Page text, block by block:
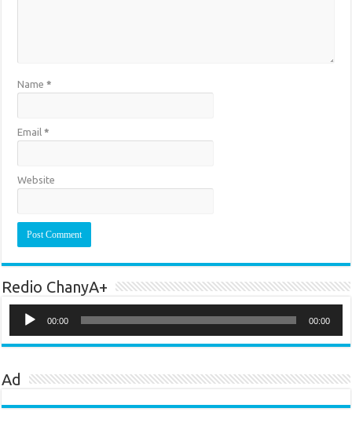
Name*
Email*
Website
Redio ChanyA+
Player
00:00 00:00
Ad